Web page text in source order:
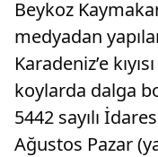
Beykoz
medyadan
Karadeniz’e
koylarda dalga
5442 sayılı
Ağustos Pazar